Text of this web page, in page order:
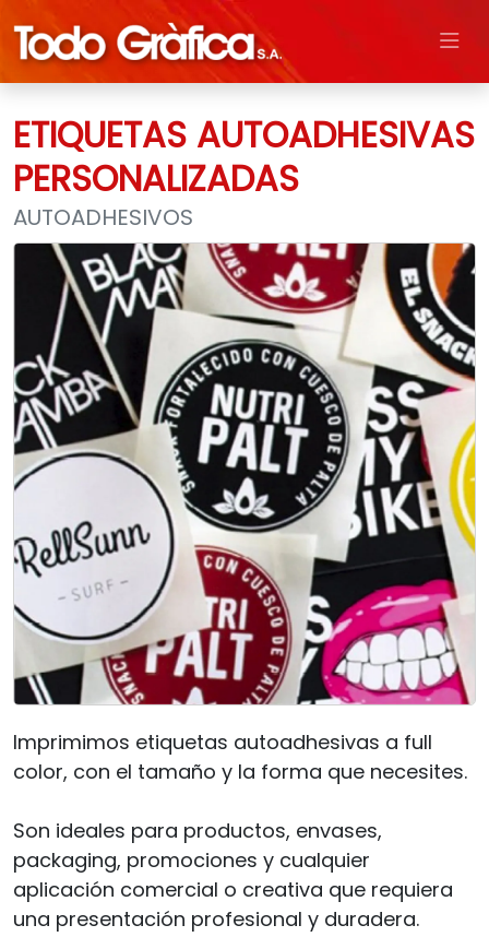
ETIQUETAS AUTOADHESIVAS
PERSONALIZADAS
AUTOADHESIVOS
Imprimimos etiquetas autoadhesivas a full
color, con el tamaño y la forma que necesites.
Son ideales para productos, envases,
packaging, promociones y cualquier
aplicación comercial o creativa que requiera
una presentación profesional y duradera.